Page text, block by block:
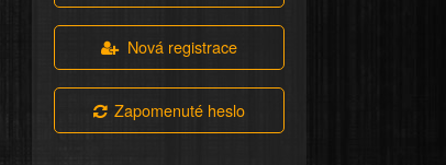
Nová registrace
Zapomenuté heslo